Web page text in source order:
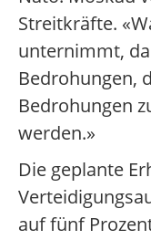
Streitkräfte.
unternimmt,
Bedrohungen,
Bedrohungen
werden.»
Die geplante
auf fünf